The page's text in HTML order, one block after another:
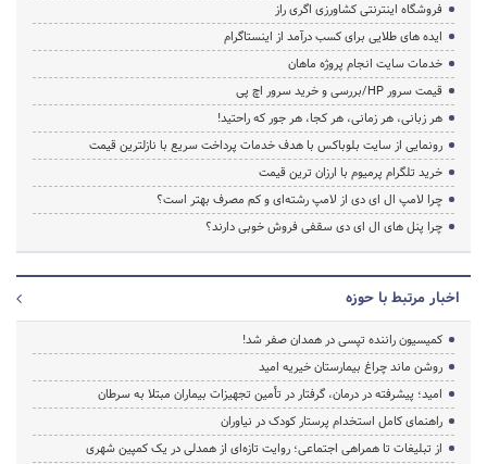
فروشگاه اینترنتی کشاورزی اگری راز
ایده های طلایی برای کسب درآمد از اینستاگرام
خدمات سایت انجام پروژه ماهان
قیمت سرور HP/بررسی و خرید سرور اچ پی
هر زبانی، هر زمانی، هر کجا، هر جور که راحتید!
رونمایی از سایت بلوباکس با هدف خدمات پرداخت سریع با نازلترین قیمت
خرید تلگرام پرمیوم با ارزان ترین قیمت
چرا لامپ ال ای دی از لامپ رشته‌ای و کم مصرف بهتر است؟
چرا پنل های ال ای دی سقفی فروش خوبی دارند؟
اخبار مرتبط با حوزه
کمیسیون راننده تپسی در همدان صفر شد!
روشن ماند چراغ بیمارستان خیریه امید
امید؛ پیشرفته در درمان، گرفتار در تأمین تجهیزات بیماران مبتلا به سرطان
راهنمای کامل استخدام پرستار کودک در نیاوران
از تبلیغات تا همراهی اجتماعی؛ روایت تازه‌ای از همدلی در یک کمپین شهری